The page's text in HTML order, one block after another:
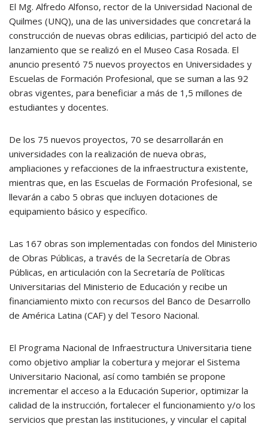
El Mg. Alfredo Alfonso, rector de la Universidad Nacional de
Quilmes (UNQ), una de las universidades que concretará la
construcción de nuevas obras edilicias, participió del acto de
lanzamiento que se realizó en el Museo Casa Rosada. El
anuncio presentó 75 nuevos proyectos en Universidades y
Escuelas de Formación Profesional, que se suman a las 92
obras vigentes, para beneficiar a más de 1,5 millones de
estudiantes y docentes.
De los 75 nuevos proyectos, 70 se desarrollarán en
universidades con la realización de nueva obras,
ampliaciones y refacciones de la infraestructura existente,
mientras que, en las Escuelas de Formación Profesional, se
llevarán a cabo 5 obras que incluyen dotaciones de
equipamiento básico y específico.
Las 167 obras son implementadas con fondos del Ministerio
de Obras Públicas, a través de la Secretaría de Obras
Públicas, en articulación con la Secretaría de Políticas
Universitarias del Ministerio de Educación y recibe un
financiamiento mixto con recursos del Banco de Desarrollo
de América Latina (CAF) y del Tesoro Nacional.
El Programa Nacional de Infraestructura Universitaria tiene
como objetivo ampliar la cobertura y mejorar el Sistema
Universitario Nacional, así como también se propone
incrementar el acceso a la Educación Superior, optimizar la
calidad de la instrucción, fortalecer el funcionamiento y/o los
servicios que prestan las instituciones, y vincular el capital